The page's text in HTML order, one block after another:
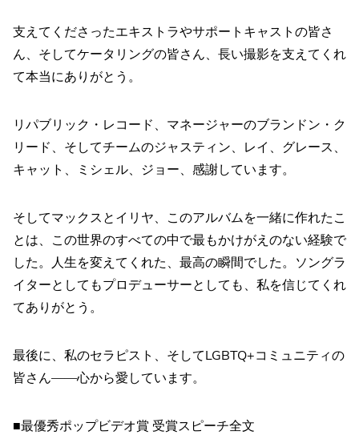
支えてくださったエキストラやサポートキャストの皆さ
ん、そしてケータリングの皆さん、長い撮影を支えてくれ
て本当にありがとう。
リパブリック・レコード、マネージャーのブランドン・ク
リード、そしてチームのジャスティン、レイ、グレース、
キャット、ミシェル、ジョー、感謝しています。
そしてマックスとイリヤ、このアルバムを一緒に作れたこ
とは、この世界のすべての中で最もかけがえのない経験で
した。人生を変えてくれた、最高の瞬間でした。ソングラ
イターとしてもプロデューサーとしても、私を信じてくれ
てありがとう。
最後に、私のセラピスト、そしてLGBTQ+コミュニティの
皆さん――心から愛しています。
■最優秀ポップビデオ賞 受賞スピーチ全文